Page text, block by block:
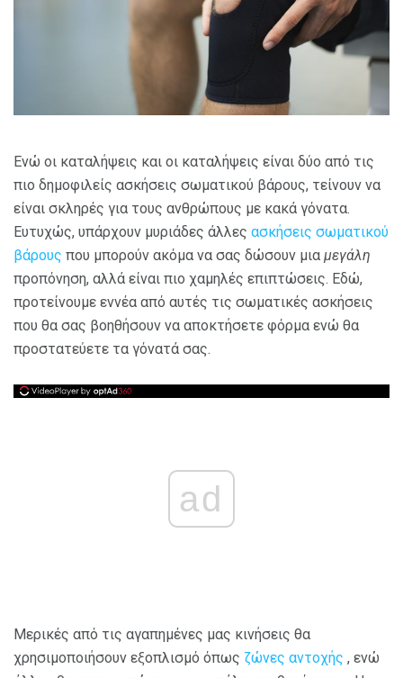
Ενώ οι καταλήψεις και οι καταλήψεις είναι δύο από τις
πιο δημοφιλείς ασκήσεις σωματικού βάρους, τείνουν να
είναι σκληρές για τους ανθρώπους με κακά γόνατα.
Ευτυχώς, υπάρχουν μυριάδες άλλες ασκήσεις σωματικού
βάρους που μπορούν ακόμα να σας δώσουν μια μεγάλη
προπόνηση, αλλά είναι πιο χαμηλές επιπτώσεις. Εδώ,
προτείνουμε εννέα από αυτές τις σωματικές ασκήσεις
που θα σας βοηθήσουν να αποκτήσετε φόρμα ενώ θα
προστατεύετε τα γόνατά σας.
ad
Μερικές από τις αγαπημένες μας κινήσεις θα
χρησιμοποιήσουν εξοπλισμό όπως ζώνες αντοχής , ενώ